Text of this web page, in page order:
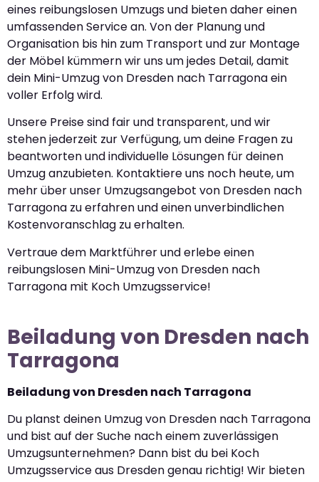
eines reibungslosen Umzugs und bieten daher einen
umfassenden Service an. Von der Planung und
Organisation bis hin zum Transport und zur Montage
der Möbel kümmern wir uns um jedes Detail, damit
dein Mini-Umzug von Dresden nach Tarragona ein
voller Erfolg wird.
Unsere Preise sind fair und transparent, und wir
stehen jederzeit zur Verfügung, um deine Fragen zu
beantworten und individuelle Lösungen für deinen
Umzug anzubieten. Kontaktiere uns noch heute, um
mehr über unser Umzugsangebot von Dresden nach
Tarragona zu erfahren und einen unverbindlichen
Kostenvoranschlag zu erhalten.
Vertraue dem Marktführer und erlebe einen
reibungslosen Mini-Umzug von Dresden nach
Tarragona mit Koch Umzugsservice!
Beiladung von Dresden nach
Tarragona
Beiladung von Dresden nach Tarragona
Du planst deinen Umzug von Dresden nach Tarragona
und bist auf der Suche nach einem zuverlässigen
Umzugsunternehmen? Dann bist du bei Koch
Umzugsservice aus Dresden genau richtig! Wir bieten